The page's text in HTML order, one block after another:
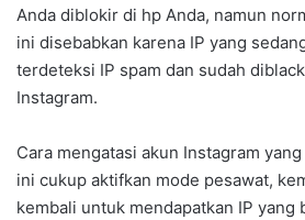
Anda diblokir di hp Anda, namun
ini disebabkan karena IP yang
terdeteksi IP spam dan sudah
Instagram.
Cara mengatasi akun Instagram
ini cukup aktifkan mode pesawat,
kembali untuk mendapatkan IP yang